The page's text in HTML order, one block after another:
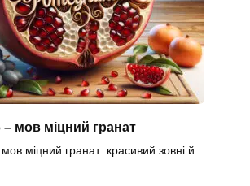
мов міцний гранат
міцний гранат: красивий зовні й